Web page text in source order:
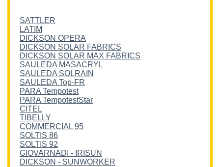
SATTLER
LATIM
DICKSON OPERA
DICKSON SOLAR FABRICS
DICKSON SOLAR MAX FABRICS
SAULEDA MASACRYL
SAULEDA SOLRAIN
SAULEDA Top-FR
PARA Tempotest
PARA TempotestStar
CITEL
TIBELLY
COMMERCIAL 95
SOLTIS 86
SOLTIS 92
GIOVARNADI - IRISUN
DICKSON - SUNWORKER